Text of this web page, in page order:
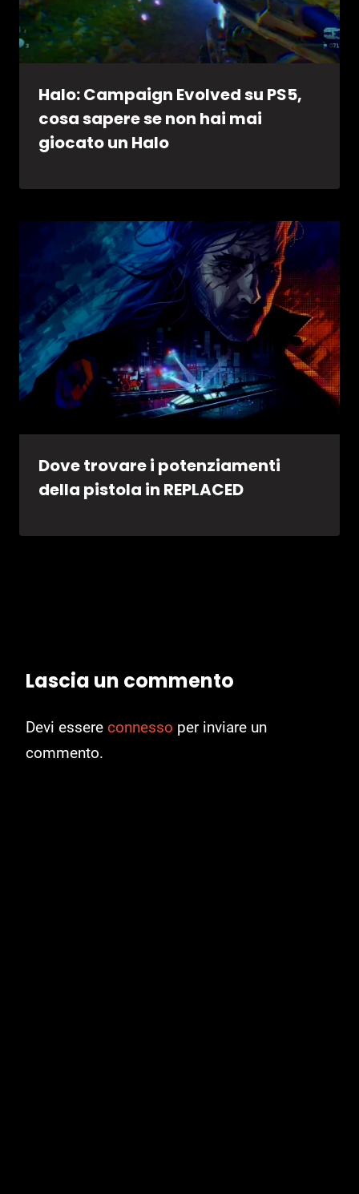
Halo: Campaign Evolved su PS5,
cosa sapere se non hai mai
giocato un Halo
Dove trovare i potenziamenti
della pistola in REPLACED
Lascia un commento
Devi essere connesso per inviare un
commento.